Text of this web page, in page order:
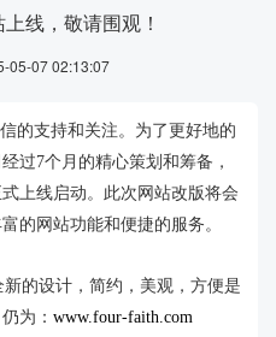
线，敬请围观！
05-07 02:13:07
支持和关注。为了更好地的
过7个月的精心策划和筹备，
上线启动。此次网站改版将会
的网站功能和便捷的服务。
的设计，简约，美观，方便是
为： www.four-faith.com